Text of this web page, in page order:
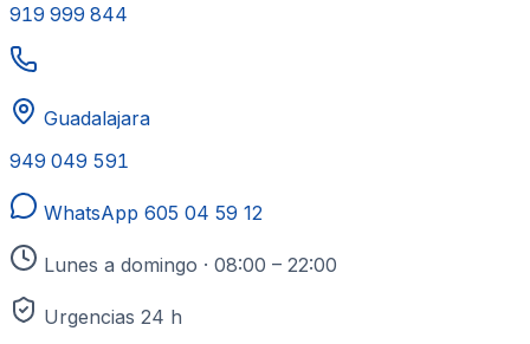
919 999 844
Guadalajara
949 049 591
WhatsApp 605 04 59 12
Lunes a domingo · 08:00 – 22:00
Urgencias 24 h